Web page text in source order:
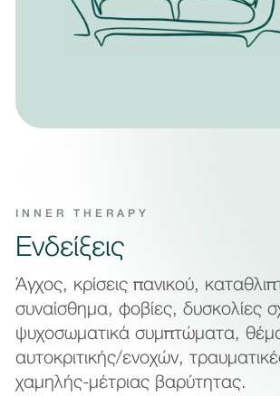
INNER THERAPY
Ενδείξεις
Άγχος, κρίσεις πανικού,
συναίσθημα, φοβίες, δυσκολίες
ψυχοσωματικά συμπτώματα,
αυτοκριτικής/ενοχών,
χαμηλής-μέτριας βαρύτητας.